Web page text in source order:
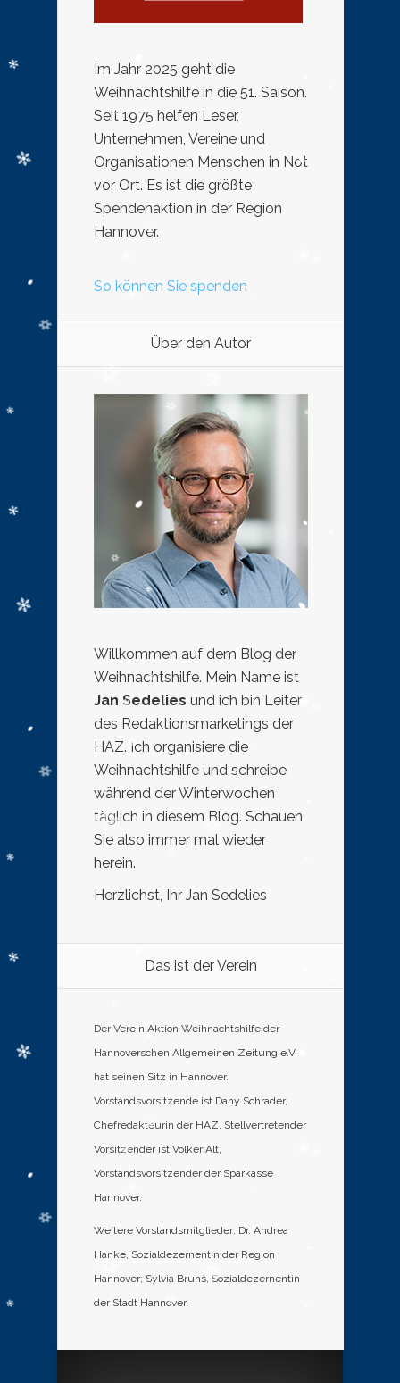
Im Jahr 2025 geht die
Weihnachtshilfe in die 51. Saison.
Seit 1975 helfen Leser,
Unternehmen, Vereine und
Organisationen Menschen in Not
vor Ort. Es ist die größte
Spendenaktion in der Region
Hannover.
So können Sie spenden
Über den Autor
Willkommen auf dem Blog der
Weihnachtshilfe. Mein Name ist
Jan Sedelies und ich bin Leiter
des Redaktionsmarketings der
HAZ. Ich organisiere die
Weihnachtshilfe und schreibe
während der Winterwochen
täglich in diesem Blog. Schauen
Sie also immer mal wieder
herein.
Herzlichst, Ihr Jan Sedelies
Das ist der Verein
Der Verein Aktion Weihnachtshilfe der
Hannoverschen Allgemeinen Zeitung e.V.
hat seinen Sitz in Hannover.
Vorstandsvorsitzende ist Dany Schrader,
Chefredakteurin der HAZ. Stellvertretender
Vorsitzender ist Volker Alt,
Vorstandsvorsitzender der Sparkasse
Hannover.
Weitere Vorstandsmitglieder: Dr. Andrea
Hanke, Sozialdezernentin der Region
Hannover; Sylvia Bruns, Sozialdezernentin
der Stadt Hannover.